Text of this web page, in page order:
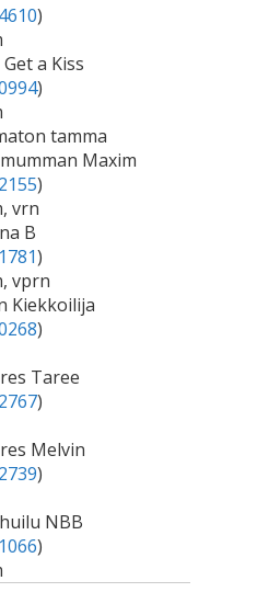
)
a Kiss
)
tamma
Maxim
)
vrn
B
)
vprn
Kiekkoilija
)
Taree
)
Melvin
)
NBB
)